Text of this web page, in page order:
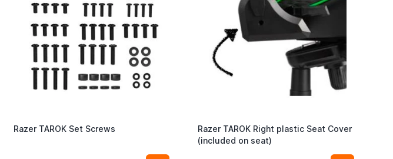
Razer TAROK Set Screws
Razer TAROK Right plastic Seat Cover
(included on seat)